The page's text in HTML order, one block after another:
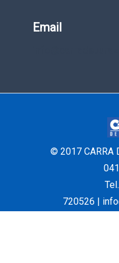
Email
© 2017 CARRA
720526 |